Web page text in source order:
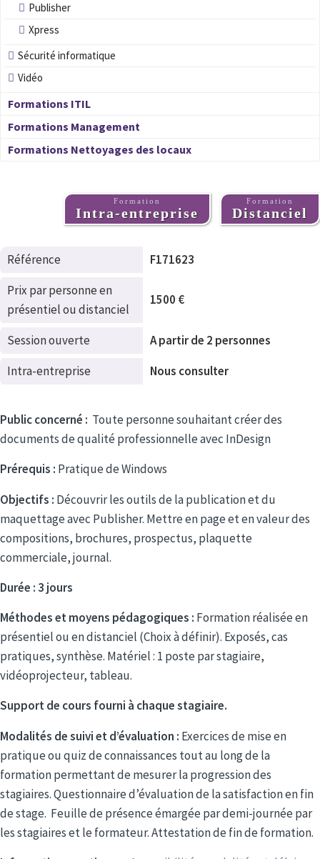
Publisher
Xpress
Sécurité informatique
Vidéo
Formations ITIL
Formations Management
Formations Nettoyages des locaux
Formation
Intra-entreprise
Formation
Distanciel
Référence
F171623
Prix par personne en
présentiel ou distanciel
1500 €
Session ouverte
A partir de 2 personnes
Intra-entreprise
Nous consulter
Public concerné : Toute personne souhaitant créer des
documents de qualité professionnelle avec InDesign
Prérequis : Pratique de Windows
Objectifs : Découvrir les outils de la publication et du
maquettage avec Publisher. Mettre en page et en valeur des
compositions, brochures, prospectus, plaquette
commerciale, journal.
Durée : 3 jours
Méthodes et moyens pédagogiques : Formation réalisée en
présentiel ou en distanciel (Choix à définir). Exposés, cas
pratiques, synthèse. Matériel : 1 poste par stagiaire,
vidéoprojecteur, tableau.
Support de cours fourni à chaque stagiaire.
Modalités de suivi et d’évaluation : Exercices de mise en
pratique ou quiz de connaissances tout au long de la
formation permettant de mesurer la progression des
stagiaires. Questionnaire d’évaluation de la satisfaction en fin
de stage. Feuille de présence émargée par demi-journée par
les stagiaires et le formateur. Attestation de fin de formation.